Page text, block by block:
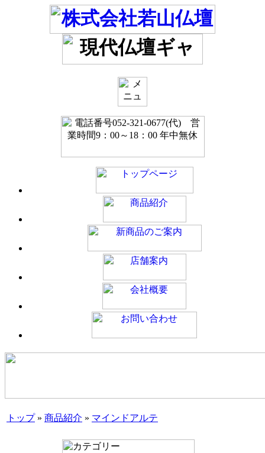
トップ» 商品紹介 » マインドアルテ